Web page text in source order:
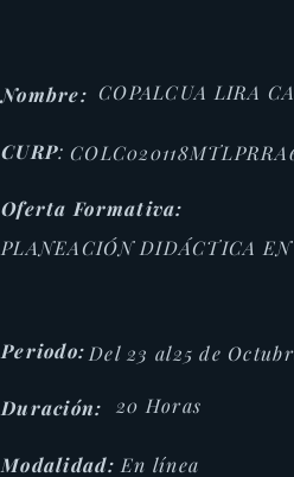
Nombre:
CURP:
Oferta Formativa:
Periodo:
Duración:
Modalidad: En línea
COPALCUA LIRA
PLANEACIÓN DIDÁCTICA
Del 23 al25 de
20 Horas